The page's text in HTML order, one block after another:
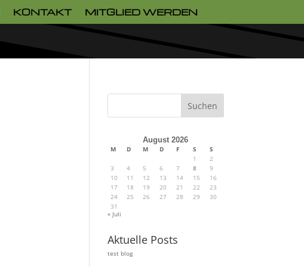
KONTAKT MITGLIED WERDEN
Suchen
August 2026
M D M D F S
S
1
2
3
4 5 6 7 8
9
10
11 12 13 14 15
16
17
18 19 20 21 22
23
24
25 26 27 28 29
30
31
« Juli
Aktuelle Posts
test blog